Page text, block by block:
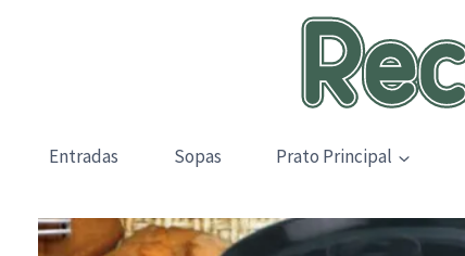
Entradas Sopas Prato Principal